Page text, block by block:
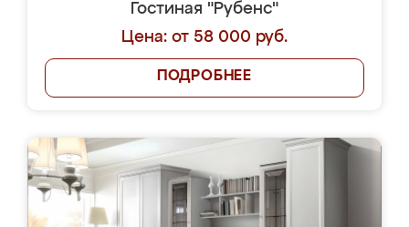
Гостиная "Рубенс"
Цена: от 58 000 руб.
ПОДРОБНЕЕ